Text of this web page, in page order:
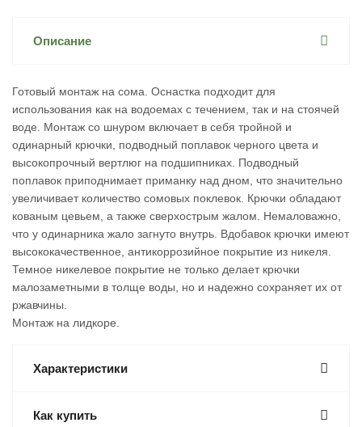
Описание
Готовый монтаж на сома. Оснастка подходит для
использования как на водоемах с течением, так и на стоячей
воде. Монтаж со шнуром включает в себя тройной и
одинарный крючки, подводный поплавок черного цвета и
высокопрочный вертлюг на подшипниках. Подводный
поплавок приподнимает приманку над дном, что значительно
увеличивает количество сомовых поклевок. Крючки обладают
кованым цевьем, а также сверхострым жалом. Немаловажно,
что у одинарника жало загнуто внутрь. Вдобавок крючки имеют
высококачественное, антикоррозийное покрытие из никеля.
Темное никелевое покрытие не только делает крючки
малозаметными в толще воды, но и надежно сохраняет их от
ржавчины.
Монтаж на лидкоре.
Характеристики
Как купить